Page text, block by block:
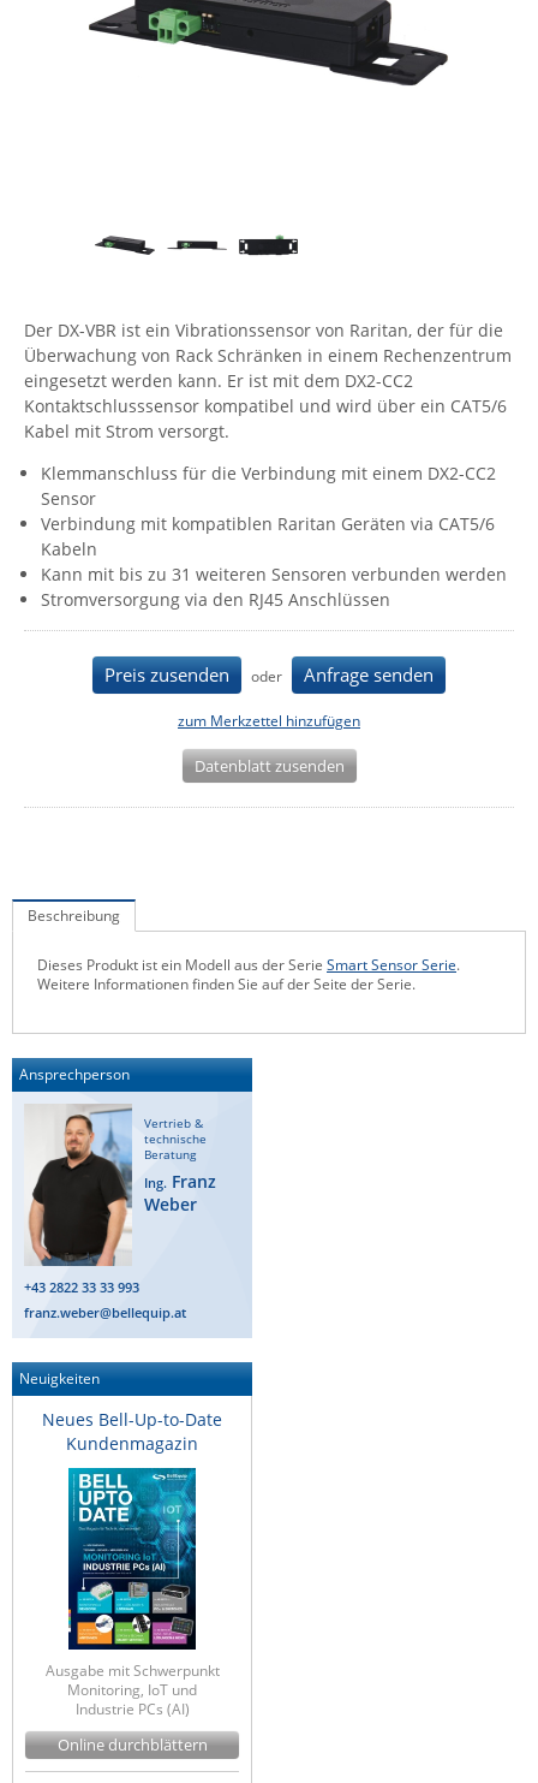
Energiemessung
Energieverteilung
IP, WLAN & GSM Sensorik
IoT - Internet of Things
IPC, Industrielle Netzwerktechnik & WLAN
IT Netzwerktechnik / Kommunikation
Comet System
Enginko - mcf88
Gefen
Gude
Guntermann & Drunck
HW group
Icron
IEC Lock
Ihse
Kramer Electronics
Netio
PatchSee
Power Kingdom
Poynting
Raritan
Riello UPS
Server Technology
Siretta
SIRIO Antenne
Sunbird
Tactical Software
TEKTELIC
Teltonika
Unwired Networks
Vision
WATTECO
Westermo
Yuasa
ZPE Systems
News zu unseren Herstellern
Der DX-VBR ist ein Vibrationssensor von Raritan, der für die
Überwachung von Rack Schränken in einem Rechenzentrum
eingesetzt werden kann. Er ist mit dem DX2-CC2
Kontaktschlusssensor kompatibel und wird über ein CAT5/6
Kabel mit Strom versorgt.
Klemmanschluss für die Verbindung mit einem DX2-CC2
Sensor
Verbindung mit kompatiblen Raritan Geräten via CAT5/6
Kabeln
Kann mit bis zu 31 weiteren Sensoren verbunden werden
Stromversorgung via den RJ45 Anschlüssen
Preis zusenden oder Anfrage senden
zum Merkzettel hinzufügen
Datenblatt zusenden
Beschreibung
Dieses Produkt ist ein Modell aus der Serie Smart Sensor Serie.
Weitere Informationen finden Sie auf der Seite der Serie.
Ansprechperson
Vertrieb &
technische
Beratung
Ing. Franz
Weber
+43 2822 33 33 993
franz.weber@bellequip.at
Neuigkeiten
Neues Bell-Up-to-Date
Kundenmagazin
Ausgabe mit Schwerpunkt
Monitoring, IoT und
Industrie PCs (AI)
Online durchblättern